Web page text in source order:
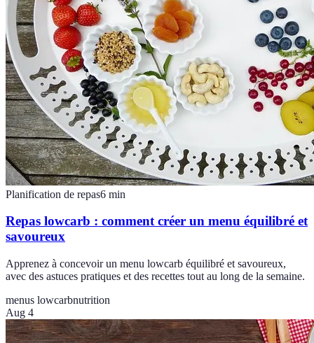
Planification de repas6 min
Repas lowcarb : comment créer un menu équilibré et
savoureux
Apprenez à concevoir un menu lowcarb équilibré et savoureux,
avec des astuces pratiques et des recettes tout au long de la semaine.
menus lowcarbnutrition
Aug 4